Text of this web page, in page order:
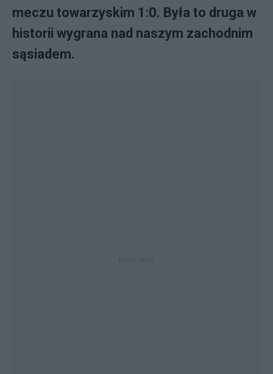
meczu towarzyskim 1:0. Była to druga w
historii wygrana nad naszym zachodnim
sąsiadem.